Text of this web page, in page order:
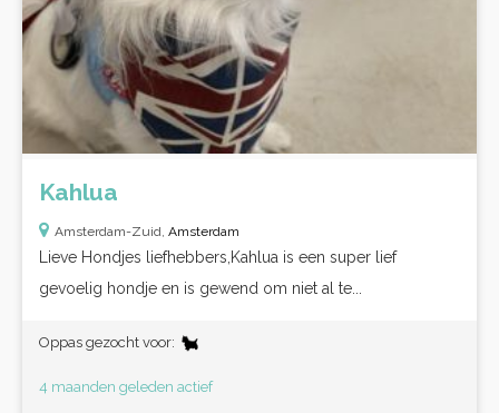
Kahlua
Amsterdam-Zuid, Amsterdam
Lieve Hondjes liefhebbers,Kahlua is een super lief
gevoelig hondje en is gewend om niet al te...
Oppas gezocht voor:
4 maanden geleden actief